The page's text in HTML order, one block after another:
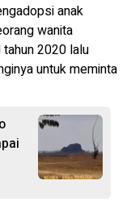
anak
wanita
2020 lalu
untuk meminta